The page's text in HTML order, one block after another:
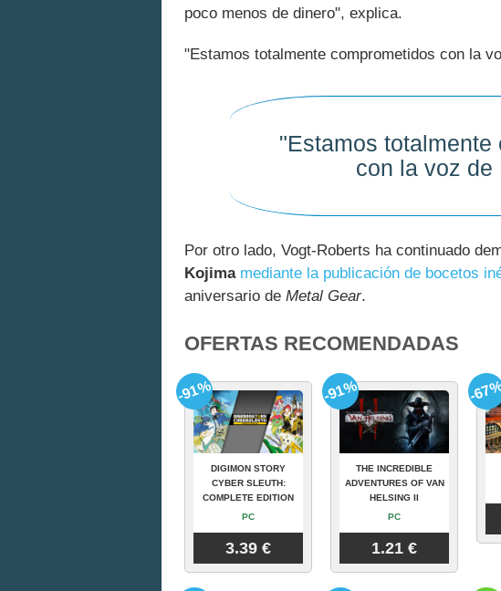
poco menos de dinero", explica.
"Estamos totalmente comprometidos con la
"Estamos totalmente
con la voz de
Por otro lado, Vogt-Roberts ha continuado
Kojima mediante la publicación de bocetos
aniversario de Metal Gear.
OFERTAS RECOMENDADAS
DIGIMON STORY
CYBER SLEUTH:
COMPLETE EDITION
PC
3.39 €
-91%
THE INCREDIBLE
ADVENTURES OF VAN
HELSING II
PC
1.21 €
-91% -